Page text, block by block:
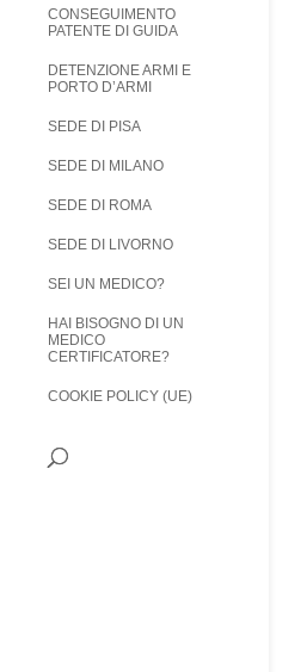
CONSEGUIMENTO
PATENTE DI GUIDA
DETENZIONE ARMI E
PORTO D’ARMI
SEDE DI PISA
SEDE DI MILANO
SEDE DI ROMA
SEDE DI LIVORNO
SEI UN MEDICO?
HAI BISOGNO DI UN
MEDICO
CERTIFICATORE?
COOKIE POLICY (UE)